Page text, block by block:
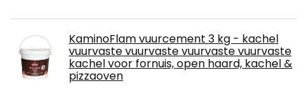
KaminoFlam vuurcement 3 kg - kachel
vuurvaste vuurvaste vuurvaste vuurvaste
kachel voor fornuis, open haard, kachel &
pizzaoven